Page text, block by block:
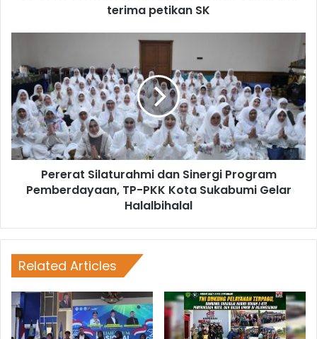
terima petikan SK
Pererat Silaturahmi dan Sinergi Program
Pemberdayaan, TP-PKK Kota Sukabumi Gelar
Halalbihalal
Related Articles